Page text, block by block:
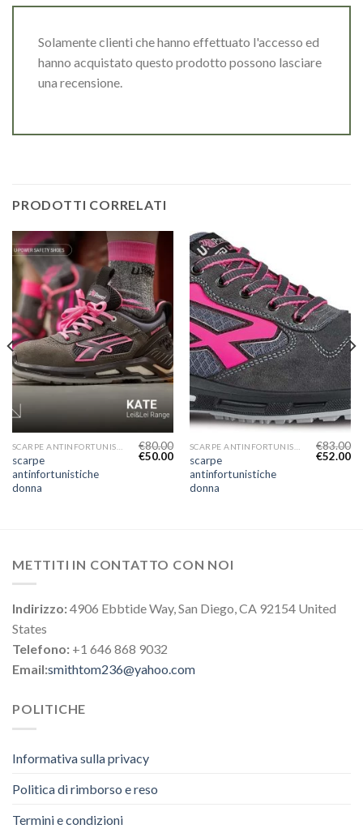
Solamente clienti che hanno effettuato l'accesso ed
hanno acquistato questo prodotto possono lasciare
una recensione.
PRODOTTI CORRELATI
scarpe
antinfortunistiche
donna
€80.00
€50.00
scarpe
antinfortunistiche
donna
€83.00
€52.00
METTITI IN CONTATTO CON NOI
Indirizzo:4906 Ebbtide Way, San Diego, CA 92154 United
States
Telefono: +1 646 868 9032
Email:smithtom236@yahoo.com
POLITICHE
Informativa sulla privacy
Politica di rimborso e reso
Termini e condizioni